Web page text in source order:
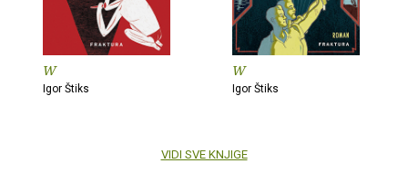
W
Igor Štiks
W
Igor Štiks
VIDI SVE KNJIGE